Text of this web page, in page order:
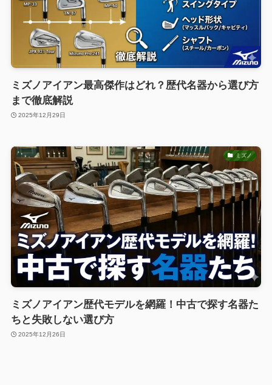
ミズノアイアン最高傑作はどれ？歴代名器から選び方
まで徹底解説
2025年12月29日
ミズノ
ミズノアイアン歴代モデルを網羅！中古で探す名器た
ちと失敗しない選び方
2025年12月26日